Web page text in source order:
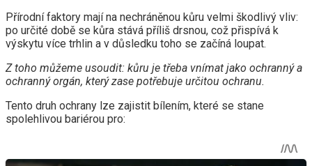
Přírodní faktory mají na nechráněnou kůru velmi škodlivý vliv:
po určité době se kůra stává příliš drsnou, což přispívá k
výskytu více trhlin a v důsledku toho se začíná loupat.
Z toho můžeme usoudit: kůru je třeba vnímat jako ochranný a
ochranný orgán, který zase potřebuje určitou ochranu.
Tento druh ochrany lze zajistit bílením, které se stane
spolehlivou bariérou pro: